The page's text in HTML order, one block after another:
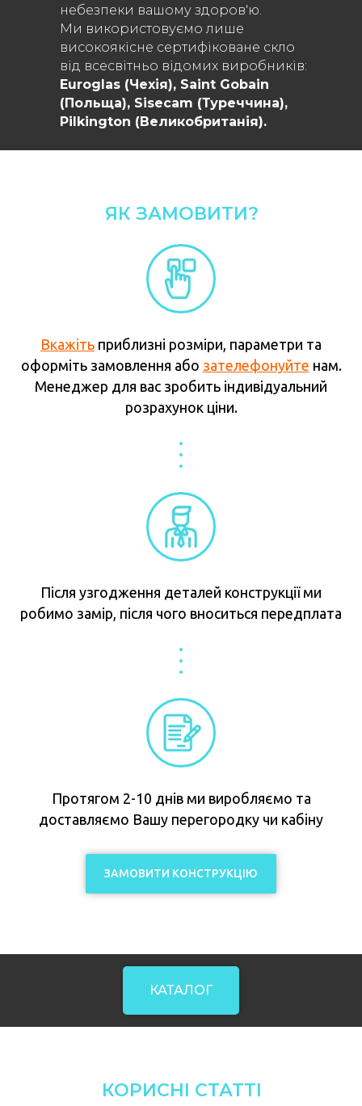
небезпеки вашому здоров'ю.
Ми використовуємо лише
високоякісне сертифіковане скло
від всесвітньо відомих виробників:
Euroglas (Чехія), Saint Gobain
(Польща), Sisecam (Туреччина),
Рilkington (Великобританія).
ЯК ЗАМОВИТИ?
Вкажіть приблизні розміри, параметри та
оформіть замовлення або зателефонуйте нам.
Менеджер для вас зробить індивідуальний
розрахунок ціни.
Після узгодження деталей конструкції ми
робимо замір, після чого вноситься передплата
Протягом 2-10 днів ми виробляємо та
доставляємо Вашу перегородку чи кабіну
ЗАМОВИТИ КОНСТРУКЦІЮ
КАТАЛОГ
КОРИСНІ СТАТТІ